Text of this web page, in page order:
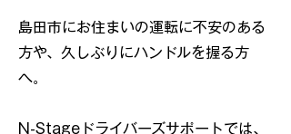
島田市にお住まいの運転に不安のある
方や、久しぶりにハンドルを握る方
へ。
N-Stageドライバーズサポートでは、